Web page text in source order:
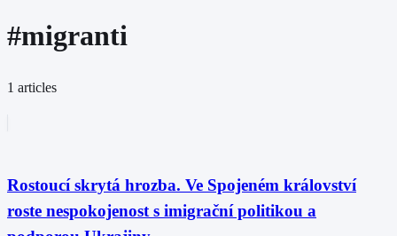
#migranti
1 articles
Rostoucí skrytá hrozba. Ve Spojeném království
roste nespokojenost s imigrační politikou a